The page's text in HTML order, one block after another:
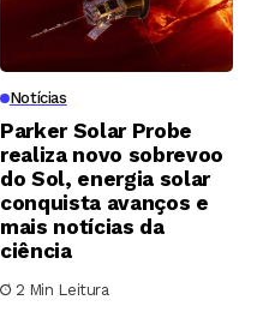
Notícias
Parker Solar Probe
realiza novo sobrevoo
do Sol, energia solar
conquista avanços e
mais notícias da
ciência
2 Min Leitura